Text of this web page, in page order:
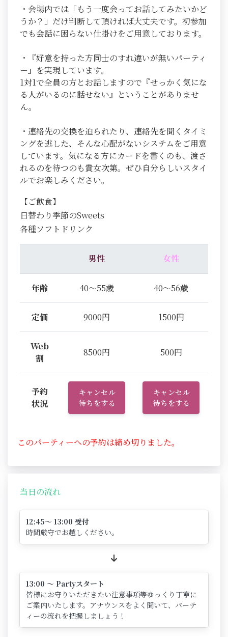
・会場内では「もう一度会ってお話してみたいかど
うか？」だけ判断して頂ければ大丈夫です。初参加
でも会話に困らない仕掛けをご用意しております。
・『好意を持った方同士のすれ違いが無いパーティ
ー』を実現しています。
1対1で全員の方とお話しますので『せっかく気にな
る人がいるのに話せない』ということがありませ
ん。
・連絡先の交換を迫られたり、連絡先を聞くタイミ
ングを逃した、そんな心配がないシステムをご用意
しています。気になる方にカードを書くのも、渡さ
れるのを待つのも貴女次第。ぜひ自分らしいスタイ
ルでお楽しみください。
【ご飲食】
日替わり季節のSweets
各種ソフトドリンク
男性 女性
年齢 40～55歳 40～56歳
定価 9000円 1500円
Web
割
8500円 500円
予約
状況
キャンセル
待ちをする
キャンセル
待ちをする
このパーティーへの予約は締め切りました。
当日の流れ
12:45～ 13:00 受付
時間厳守でお越しください。
13:00 ～ Partyスタート
皆様にお守りいただきたい注意事項等ゆっくり丁寧に
ご案内いたします。アナウンスをよく聞いて、パーテ
ィーの流れを把握しましょう！